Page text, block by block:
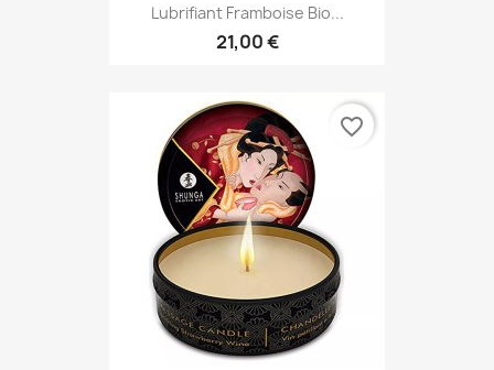
Lubrifiant Framboise Bio...
21,00 €
favorite_border